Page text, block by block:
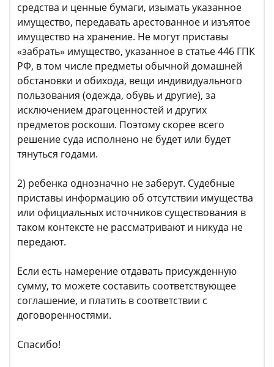
средства и ценные бумаги, изымать указанное
имущество, передавать арестованное и изъятое
имущество на хранение. Не могут приставы
«забрать» имущество, указанное в статье 446 ГПК
РФ, в том числе предметы обычной домашней
обстановки и обихода, вещи индивидуального
пользования (одежда, обувь и другие), за
исключением драгоценностей и других
предметов роскоши. Поэтому скорее всего
решение суда исполнено не будет или будет
тянуться годами.
2) ребенка однозначно не заберут. Судебные
приставы информацию об отсутствии имущества
или официальных источников существования в
таком контексте не рассматривают и никуда не
передают.
Если есть намерение отдавать присужденную
сумму, то можете составить соответствующее
соглашение, и платить в соответствии с
договоренностями.
Спасибо!